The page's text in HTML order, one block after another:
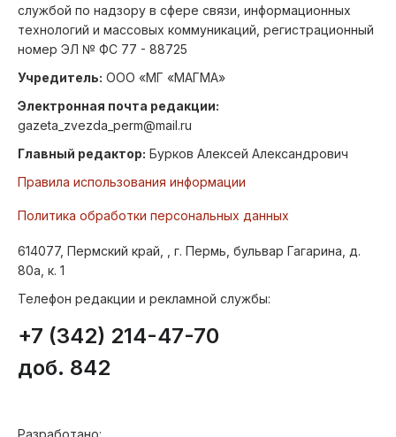
службой по надзору в сфере связи, информационных
технологий и массовых коммуникаций, регистрационный
номер ЭЛ № ФС 77 - 88725
Учредитель: ООО «МГ «МАГМА»
Электронная почта редакции:
gazeta_zvezda_perm@mail.ru
Главный редактор: Бурков Алексей Александрович
Правила использования информации
Политика обработки персональных данных
614077, Пермский край, , г. Пермь, бульвар Гагарина, д.
80а, к. 1
Телефон редакции и рекламной службы:
+7 (342) 214-47-70
доб. 842